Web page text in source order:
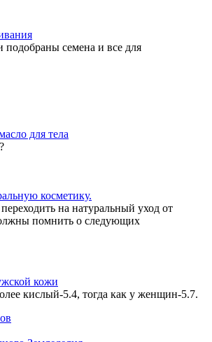
семена и все для
для тела
косметику.
на натуральный уход от
помнить о следующих
кожи
кислый-5.4, тогда как у женщин-5.7.